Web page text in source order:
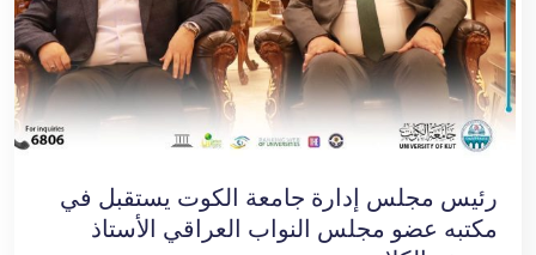
رئيس مجلس إدارة جامعة الكوت يستقبل في
مكتبه عضو مجلس النواب العراقي الأستاذ